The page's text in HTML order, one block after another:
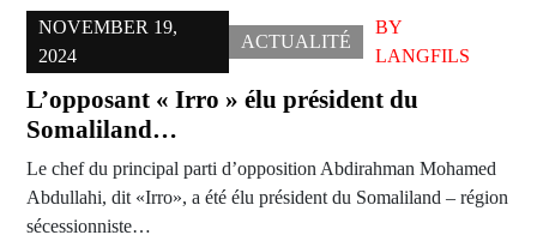
NOVEMBER 19,
2024
ACTUALITÉ
BY
LANGFILS
L’opposant « Irro » élu président du
Somaliland…
Le chef du principal parti d’opposition Abdirahman Mohamed
Abdullahi, dit «Irro», a été élu président du Somaliland – région
sécessionniste…